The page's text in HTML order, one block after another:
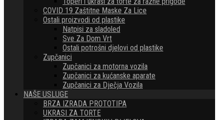
COVID 19 Zaštitne Maske Za Lice
Ostali proizvodi od plastike
Natpisi za sladoled
Sve Za Dom Vrt
Ostali potrošni djelovi od plastike
Zupčanici
Zupčanici za motorna vozila
Zupčanici za kućanske aparate
Zupčanici za Dječja Vozila
NAŠE USLUGE
BRZA IZRADA PROTOTIPA
UKRASI ZA TORTE